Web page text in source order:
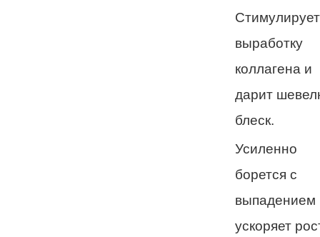
Стимулирует
выработку
коллагена и
дарит
блеск.
Усиленно
борется с
выпадением
ускоряет